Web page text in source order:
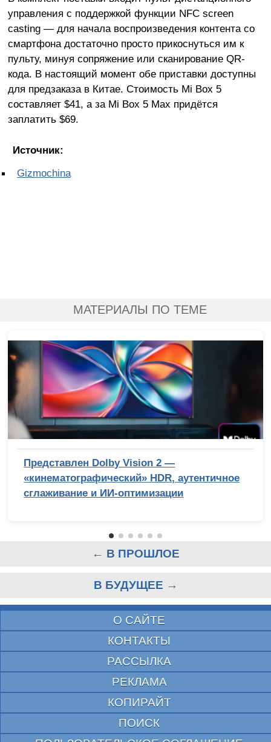
управления с поддержкой функции NFC screen
casting — для начала воспроизведения контента со
смартфона достаточно просто прикоснуться им к
пульту, минуя сопряжение или сканирование QR-
кода. В настоящий момент обе приставки доступны
для предзаказа в Китае. Стоимость Mi Box 5
составляет $41, а за Mi Box 5 Max придётся
заплатить $69.
Источник:
Gizmochina
МАТЕРИАЛЫ ПО ТЕМЕ
Представлен Dolby Vision 2 —
«кинематографический» HDR, аутентичное
сглаживание и ИИ-оптимизации
← В ПРОШЛОЕ
В БУДУЩЕЕ →
О САЙТЕ
КОНТАКТЫ
РАССЫЛКА
РЕКЛАМА
КОПИРАЙТ
ПОИСК